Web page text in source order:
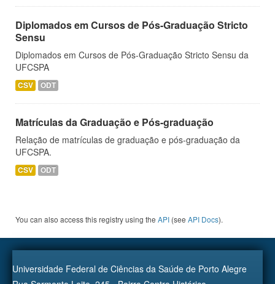
Diplomados em Cursos de Pós-Graduação Stricto
Sensu
Diplomados em Cursos de Pós-Graduação Stricto Sensu da
UFCSPA
CSV ODT
Matrículas da Graduação e Pós-graduação
Relação de matrículas de graduação e pós-graduação da
UFCSPA.
CSV ODT
You can also access this registry using the API (see API Docs).
Universidade Federal de Ciências da Saúde de Porto Alegre